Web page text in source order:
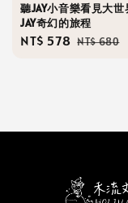
聽JAY小音樂看見大
JAY奇幻的旅程
Sale
NT$ 578 Regular
NT$ 680